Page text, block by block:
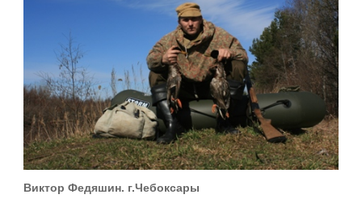
Виктор Федяшин. г.Чебоксары